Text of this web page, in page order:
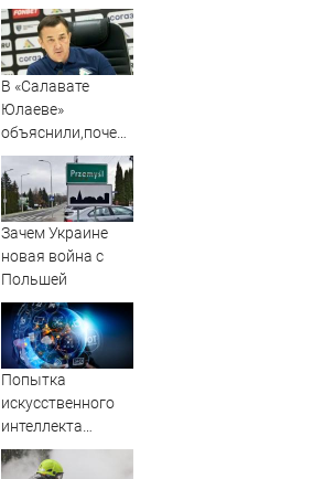
В «Салавате
Юлаеве»
объяснили,почему
не стали активно
подписывать
игроков в
межсезонье
Зачем Украине
новая война с
Польшей
Попытка
искусственного
интеллекта
обмануть
человека с